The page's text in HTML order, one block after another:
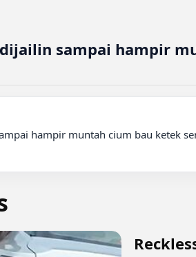
sampai hampir
hampir muntah cium bau ketek